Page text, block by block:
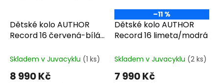
Dětské kolo AUTHOR
Record 16 červená-bílá-
Skladem v Juvacyklu (1 ks)
8 990 Kč
–11 %
Dětské kolo AUTHOR
Record 16 limeta/modrá
Skladem v Juvacyklu (2 ks)
7 990 Kč